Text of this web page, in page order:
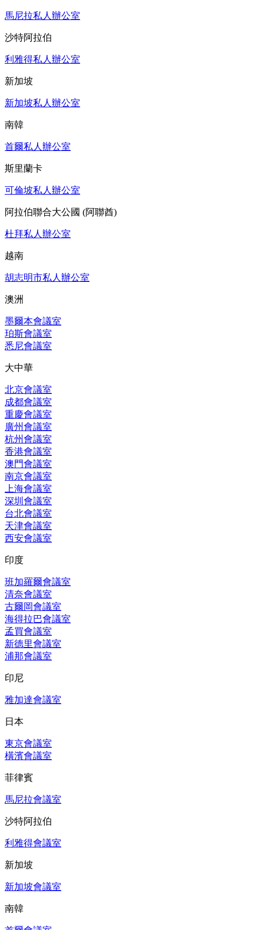
馬尼拉私人辦公室
沙特阿拉伯
利雅得私人辦公室
新加坡
新加坡私人辦公室
南韓
首爾私人辦公室
斯里蘭卡
可倫坡私人辦公室
阿拉伯聯合大公國 (阿聯酋)
杜拜私人辦公室
越南
胡志明市私人辦公室
澳洲
墨爾本會議室
珀斯會議室
悉尼會議室
大中華
北京會議室
成都會議室
重慶會議室
廣州會議室
杭州會議室
香港會議室
澳門會議室
南京會議室
上海會議室
深圳會議室
台北會議室
天津會議室
西安會議室
印度
班加羅爾會議室
清奈會議室
古爾岡會議室
海得拉巴會議室
孟買會議室
新德里會議室
浦那會議室
印尼
雅加達會議室
日本
東京會議室
橫濱會議室
菲律賓
馬尼拉會議室
沙特阿拉伯
利雅得會議室
新加坡
新加坡會議室
南韓